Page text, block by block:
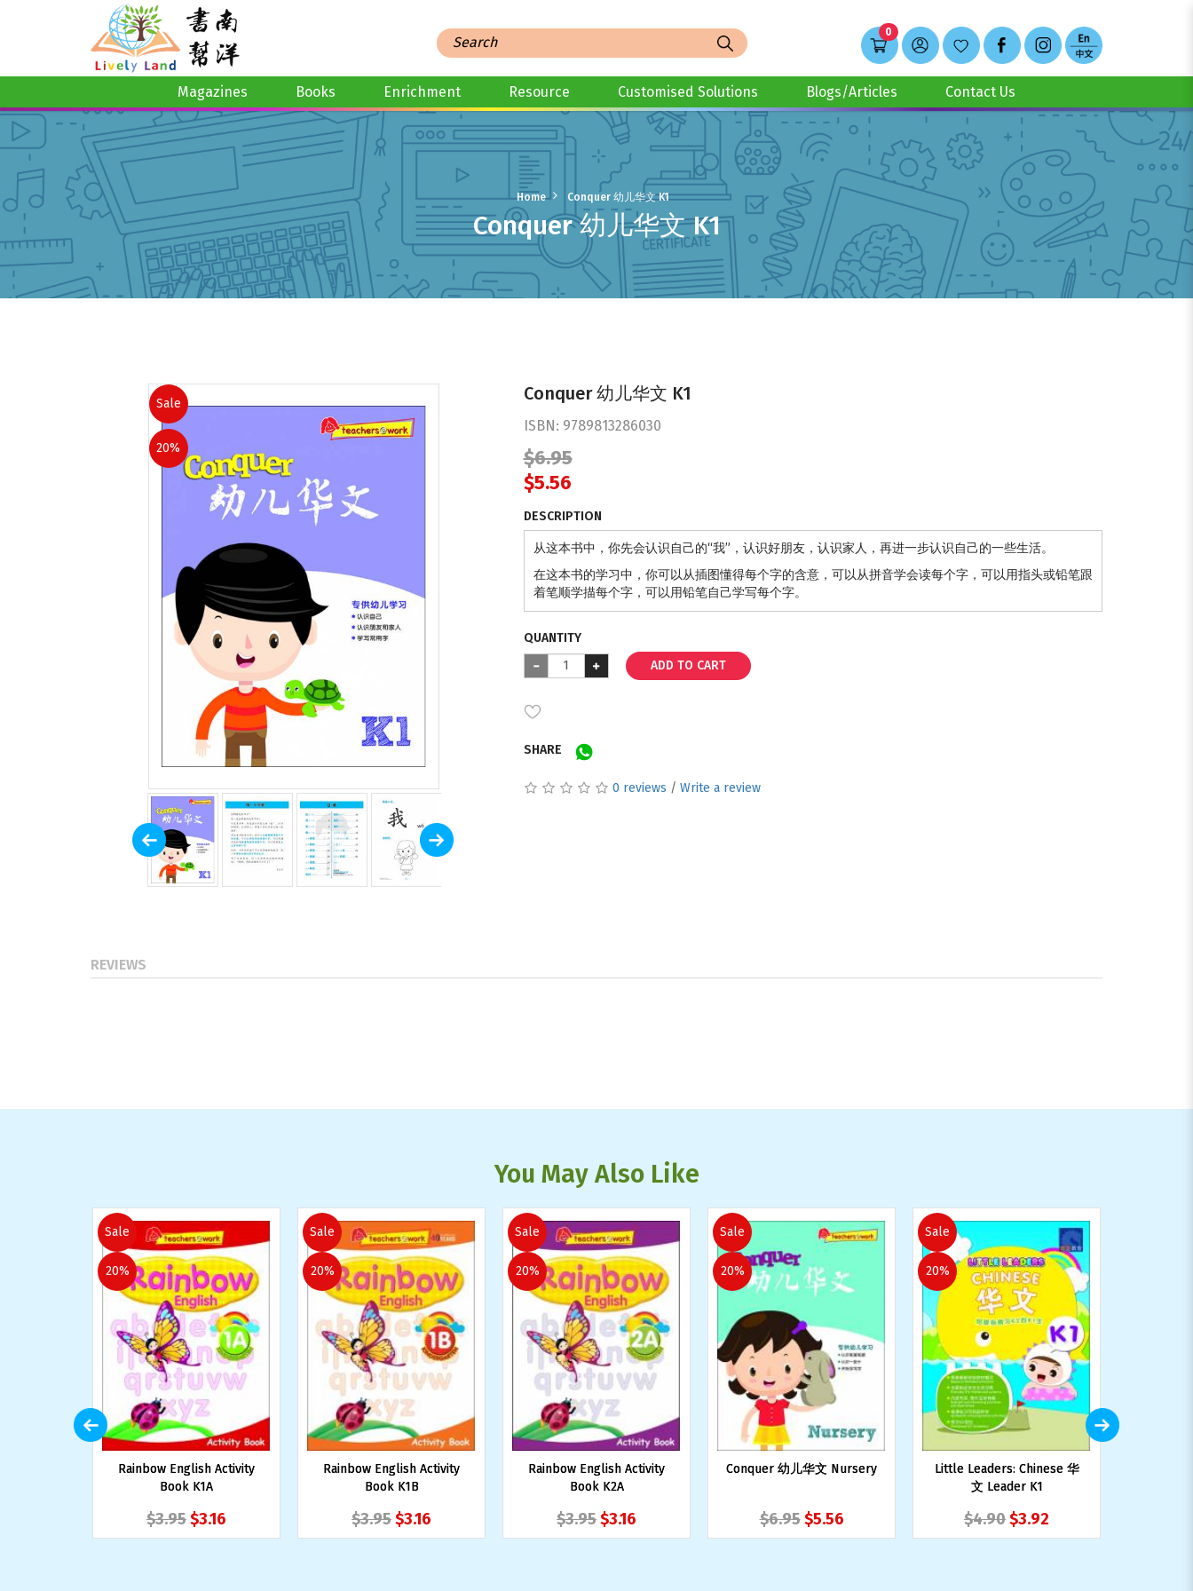
Conquer 幼儿华文 K1
0
Magazines Books Enrichment Resource Customised Solutions Blogs/Articles Contact Us
Home Conquer 幼儿华文 K1
Conquer 幼儿华文 K1
Sale
20%
Conquer 幼儿华文 K1
ISBN: 9789813286030
$6.95
$5.56
DESCRIPTION
从这本书中，你先会认识自己的“我”，认识好朋友，认识家人，再进一步认识自己的一些生活。
在这本书的学习中，你可以从插图懂得每个字的含意，可以从拼音学会读每个字，可以用指头或铅笔跟
着笔顺学描每个字，可以用铅笔自己学写每个字。
QUANTITY
ADD TO CART
SHARE
0 reviews / Write a review
REVIEWS
You May Also Like
Sale
20%
Rainbow English Activity
Book K1A
$3.95$3.16
Sale
20%
Rainbow English Activity
Book K1B
$3.95$3.16
Sale
20%
Rainbow English Activity
Book K2A
$3.95$3.16
Sale
20%
Conquer 幼儿华文 Nursery
$6.95 $5.56
Sale
20%
Little Leaders: Chinese 华
文 Leader K1
$4.90$3.92